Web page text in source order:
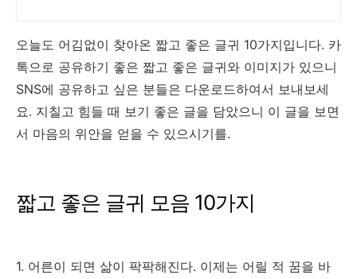
오늘도 어김없이 찾아온 짧고 좋은 글귀 10가지입니다. 카
톡으로 공유하기 좋은 짧고 좋은 글귀와 이미지가 있으니
SNS에 공유하고 싶은 분들은 다운로드하여서 보내보세
요. 지칠고 힘들 때 보기 좋은 글을 담았으니 이 글을 보면
서 마음의 위안을 얻을 수 있으시기를.
짧고 좋은 글귀 모음 10가지
1. 어른이 되면 삶이 팍팍해진다. 이제는 어릴 적 꿈을 바